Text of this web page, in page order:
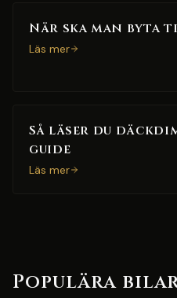
När ska man byta
Läs mer
Så läser du
guide
Läs mer
Populära